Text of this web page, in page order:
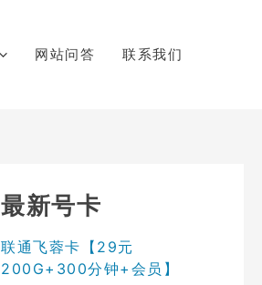
网站问答 联系我们
最新号卡
联通飞蓉卡【29元
200G+300分钟+会员】